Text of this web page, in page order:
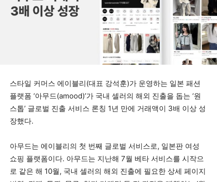
스타일 커머스 에이블리(대표 강석훈)가 운영하는 일본 패션
플랫폼 ‘아무드(amood)’가 국내 셀러의 해외 진출을 돕는 ‘원
스톱’ 글로벌 진출 서비스 론칭 1년 만에 거래액이 3배 이상 성
장했다.
아무드는 에이블리의 첫 번째 글로벌 서비스로, 일본판 여성
쇼핑 플랫폼이다. 아무드는 지난해 7월 베타 서비스를 시작으
로 같은 해 10월, 국내 셀러의 해외 진출에 필요한 상세 페이지